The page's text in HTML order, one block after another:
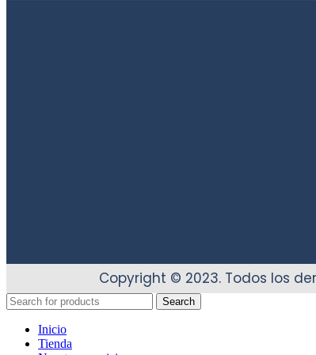
Copyright © 2023. Todos los
Search
Inicio
Tienda